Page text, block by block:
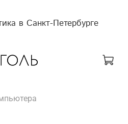
в Санкт-Петербурге